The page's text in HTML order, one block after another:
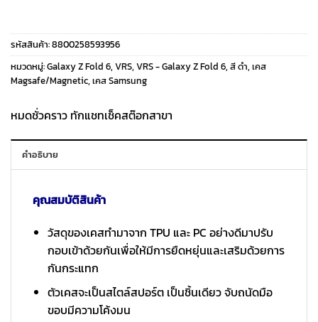
price
was:
2,390 ฿.
price
is:
1,434 ฿.
รหัสสินค้า:8800258593956
หมวดหมู่:Galaxy Z Fold 6, VRS, VRS - Galaxy Z Fold 6, สี ดำ, เคส
Magsafe/Magnetic, เคส Samsung
หมดชั่วคราว ทักแชทเช็คสต๊อกสาขา
คำอธิบาย
คุณสมบัติสินค้า
วัสดุของเคสทำมาจาก TPU และ PC อย่างดีมาปรับ
กอบเข้าด้วยกันเพื่อให้มีการยืดหยุ่นและเสริมด้วยการ
กันกระแทก
ตัวเคสจะเป็นสไตล์สปอร์ต เป็นชิ้นเดียว จับถนัดมือ
ขอบมีความโค้งมน